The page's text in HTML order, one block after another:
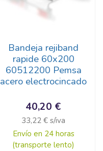
Bandeja rejiband
rapide 60x200
60512200 Pemsa
acero electrocincado
40,20 €
33,22 € s/iva
Envío en 24 horas
(transporte lento)